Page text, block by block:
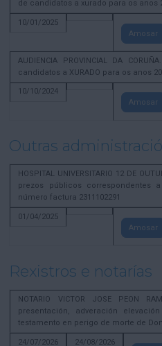
de candidatos a xurado para os anos
10/01/2025
Amosar
AUDIENCIA PROVINCIAL DA
candidatos a XURADO para os anos
10/10/2024
Amosar
Outras
HOSPITAL UNIVERSITARIO 12 DE
prezos públicos correspondentes
número factura 2311102291
01/04/2025
Amosar
Rexistros e notarías
NOTARIO VICTOR JOSE PEON
presentación, adveración
testamento en perigo de morte de
24/07/2026
24/08/2026